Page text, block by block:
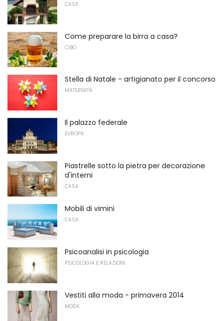
CASA
Come preparare la birra a casa?
CIBO
Stella di Natale - artigianato per il concorso
MATERNITÀ
Il palazzo federale
EUROPA
Piastrelle sotto la pietra per decorazione
d'interni
CASA
Mobili di vimini
CASA
Psicoanalisi in psicologia
PSICOLOGIA E RELAZIONI
Vestiti alla moda - primavera 2014
MODA